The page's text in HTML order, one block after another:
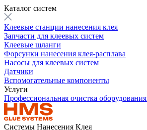
Каталог систем
Клеевые станции нанесения клея
Запчасти для клеевых систем
Клеевые шланги
Форсунки нанесения клея-расплава
Насосы для клеевых систем
Датчики
Вспомогательные компоненты
Услуги
Профессиональная очистка оборудования
Системы Нанесения Клея